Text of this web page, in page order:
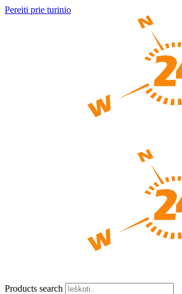
Pereiti prie turinio
Products search